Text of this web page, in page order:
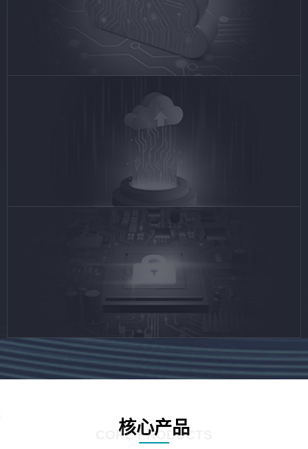
核心产品
CORE PRODUCTS